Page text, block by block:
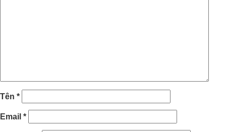
Tên *
Email *